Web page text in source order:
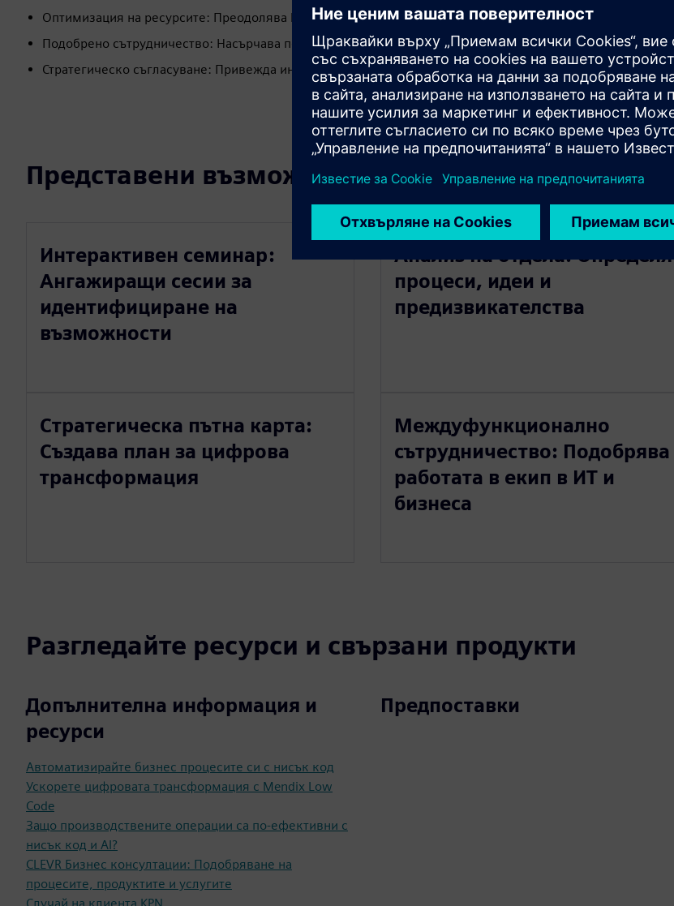
Оптимизация на ресурсите: Преодолява DevOps и ограниченията на ресурсите
Подобрено сътрудничество: Насърчава по-добрата работа в екип между отделите
Стратегическо съгласуване: Привежда инициативите на Mendix с бизнес целите
Представени възможности
Интерактивен семинар:
Ангажиращи сесии за
идентифициране на
възможности
Анализ на отдела: Определя
процеси, идеи и
предизвикателства
Стратегическа пътна карта:
Създава план за цифрова
трансформация
Междуфункционално
сътрудничество: Подобрява
работата в екип в ИТ и
бизнеса
Разгледайте ресурси и свързани продукти
Допълнителна информация и
ресурси
Автоматизирайте бизнес процесите си с нисък код
Ускорете цифровата трансформация с Mendix Low
Code
Защо производствените операции са по-ефективни с
нисък код и AI?
CLEVR Бизнес консултации: Подобряване на
процесите, продуктите и услугите
Предпоставки